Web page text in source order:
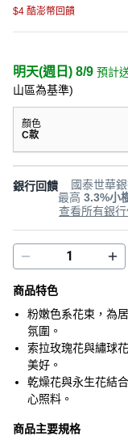
$4 酷澎幣回饋
明天(週日) 8/9 預計
山區為基準)
顏色
C款
銀行回饋
國泰世華
最高 3.3%小
查看所有銀
商品特色
粉嫩色系花束，為
氛圍。
索拉玫瑰花與繡球
美好。
乾燥花與永生花結
心照料。
商品主要規格